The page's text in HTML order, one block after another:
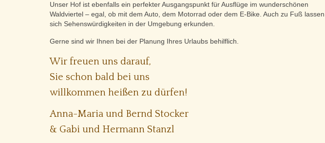
Unser Hof ist ebenfalls ein perfekter Ausgangspunkt für Ausflüge im wunderschönen
Waldviertel – egal, ob mit dem Auto, dem Motorrad oder dem E-Bike. Auch zu Fuß lassen
sich Sehenswürdigkeiten in der Umgebung erkunden.
Gerne sind wir Ihnen bei der Planung Ihres Urlaubs behilflich.
Wir freuen uns darauf,
Sie schon bald bei uns
willkommen heißen zu dürfen!
Anna-Maria und Bernd Stocker
& Gabi und Hermann Stanzl